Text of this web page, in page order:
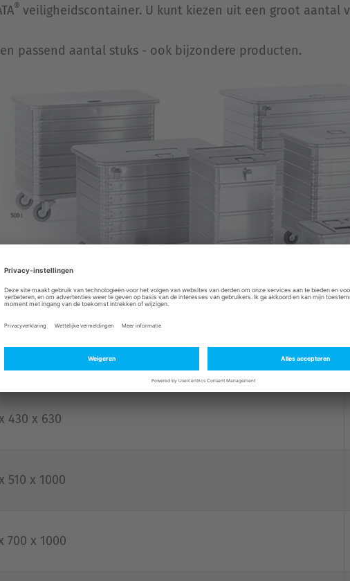
® veiligheidscontainer. U kunt kiezen uit een groot aantal
passend aantal stuks - ook bijzondere producten.
(ca.l x b x h)
430 x 630
510 x 1000
700 x 1000